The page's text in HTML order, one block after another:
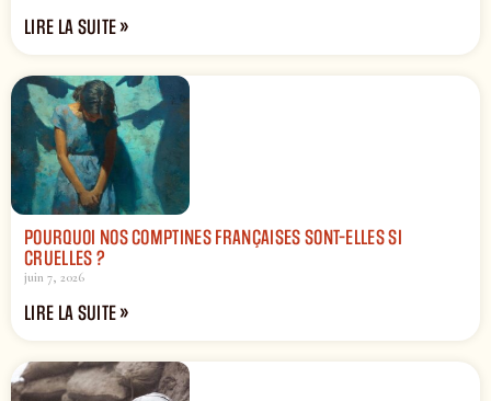
LIRE LA SUITE »
POURQUOI NOS COMPTINES FRANÇAISES SONT-ELLES SI
CRUELLES ?
juin 7, 2026
LIRE LA SUITE »